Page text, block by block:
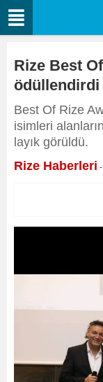
Rize Best
ödüllendirdi
Best Of Rize
isimleri
layık görüldü.
Rize Haberleri